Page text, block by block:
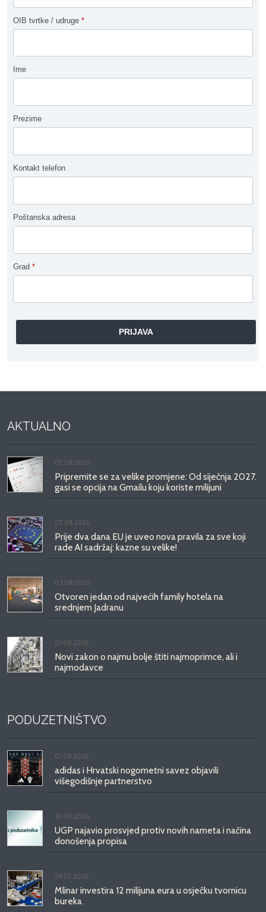
OIB tvrtke / udruge *
Ime
Prezime
Kontakt telefon
Poštanska adresa
Grad *
AKTUALNO
07.08.2026.
Pripremite se za velike promjene: Od siječnja 2027.
gasi se opcija na Gmailu koju koriste milijuni
07.08.2026.
Prije dva dana EU je uveo nova pravila za sve koji
rade AI sadržaj: kazne su velike!
03.08.2026.
Otvoren jedan od najvećih family hotela na
srednjem Jadranu
01.08.2026.
Novi zakon o najmu bolje štiti najmoprimce, ali i
najmodavce
PODUZETNIŠTVO
01.08.2026.
adidas i Hrvatski nogometni savez objavili
višegodišnje partnerstvo
30.07.2026.
UGP najavio prosvjed protiv novih nameta i načina
donošenja propisa
29.07.2026.
Mlinar investira 12 milijuna eura u osječku tvornicu
bureka